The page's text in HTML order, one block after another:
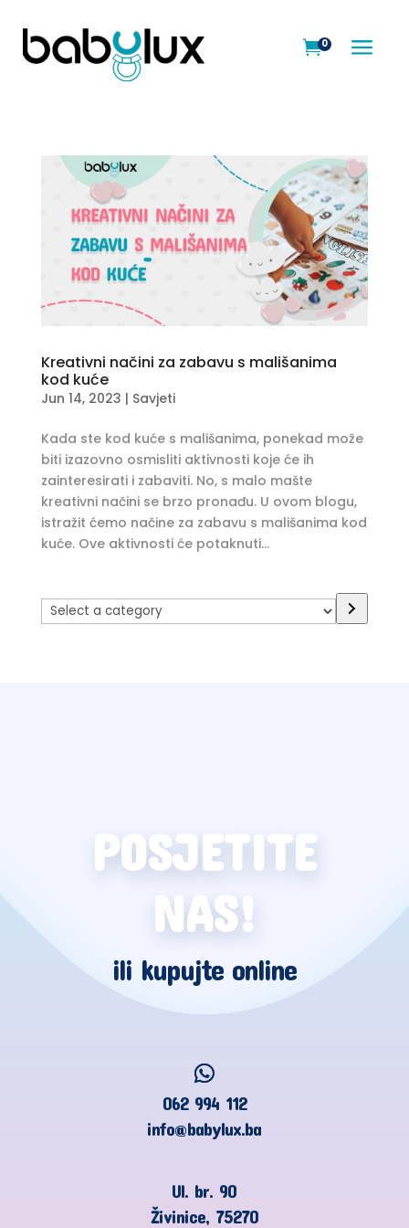
a
0
Kreativni načini za zabavu s mališanima
kod kuće
Jun 14, 2023 | Savjeti
Kada ste kod kuće s mališanima, ponekad može
biti izazovno osmisliti aktivnosti koje će ih
zainteresirati i zabaviti. No, s malo mašte
kreativni načini se brzo pronađu. U ovom blogu,
istražit ćemo načine za zabavu s mališanima kod
kuće. Ove aktivnosti će potaknuti...
Select
a
POSJETITE
NAS!
ili kupujte online
062 994 112
info@babylux.ba
Ul. br. 90
Živinice, 75270